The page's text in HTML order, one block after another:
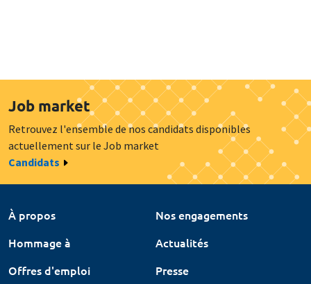
Job market
Retrouvez l'ensemble de nos candidats disponibles
actuellement sur le Job market
Candidats
À propos
Nos engagements
Hommage à
Actualités
Offres d'emploi
Presse